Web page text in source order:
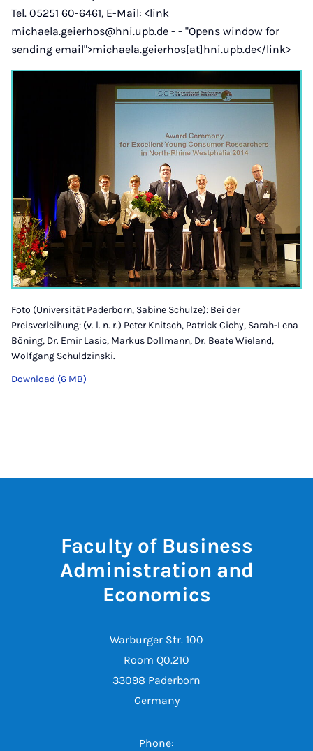
Tel. 05251 60-6461, E-Mail: <link
michaela.geierhos@hni.upb.de - - "Opens window for
sending email">michaela.geierhos[at]hni.upb.de</link>
Foto (Universität Paderborn, Sabine Schulze): Bei der
Preisverleihung: (v. l. n. r.) Peter Knitsch, Patrick Cichy, Sarah-Lena
Böning, Dr. Emir Lasic, Markus Dollmann, Dr. Beate Wieland,
Wolfgang Schuldzinski.
Download (6 MB)
Faculty of Business
Administration and
Economics
Warburger Str. 100
Room Q0.210
33098 Paderborn
Germany
Phone: